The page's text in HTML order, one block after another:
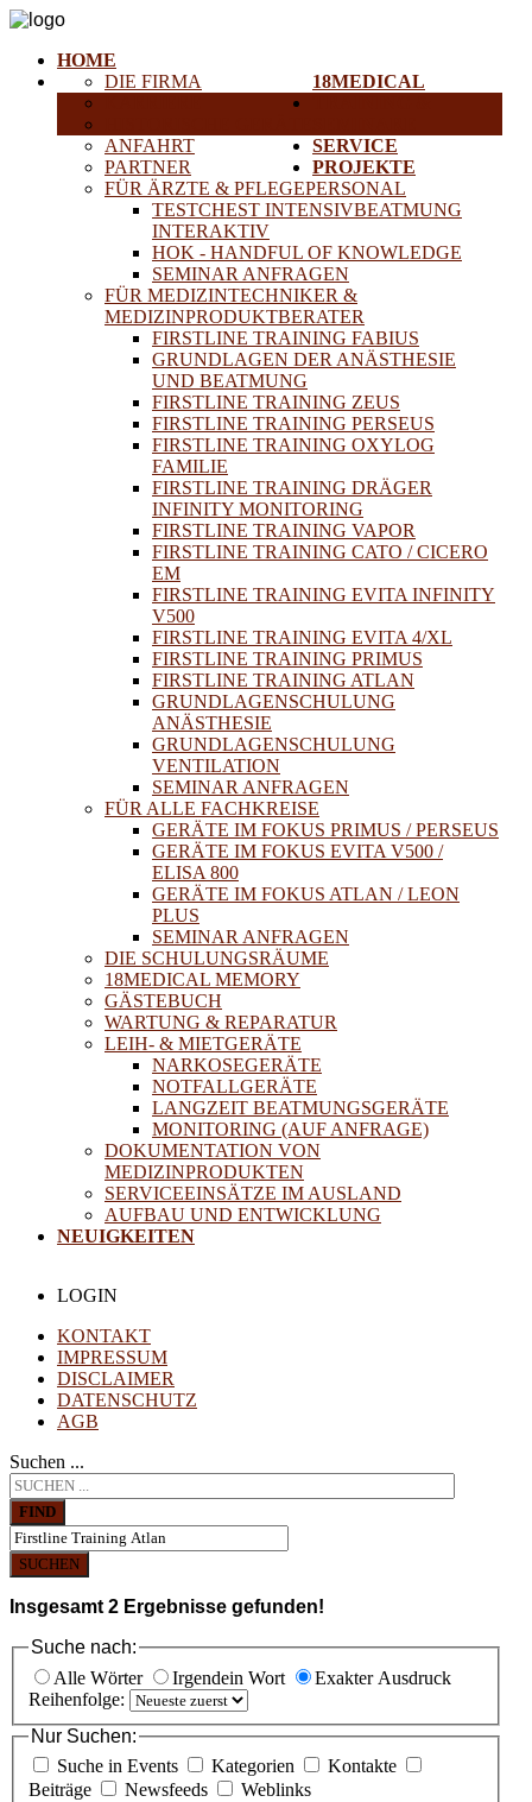
HOME
18MEDICAL
DIE FIRMA
ANFAHRT
PARTNER
FÜR ÄRZTE & PFLEGEPERSONAL
TESTCHEST INTENSIVBEATMUNG
INTERAKTIV
HOK - HANDFUL OF KNOWLEDGE
SEMINAR ANFRAGEN
FÜR MEDIZINTECHNIKER &
MEDIZINPRODUKTBERATER
FIRSTLINE TRAINING FABIUS
GRUNDLAGEN DER ANÄSTHESIE
UND BEATMUNG
FIRSTLINE TRAINING ZEUS
FIRSTLINE TRAINING PERSEUS
FIRSTLINE TRAINING OXYLOG
FAMILIE
FIRSTLINE TRAINING DRÄGER
INFINITY MONITORING
FIRSTLINE TRAINING VAPOR
FIRSTLINE TRAINING CATO / CICERO
EM
FIRSTLINE TRAINING EVITA INFINITY
V500
FIRSTLINE TRAINING EVITA 4/XL
FIRSTLINE TRAINING PRIMUS
FIRSTLINE TRAINING ATLAN
GRUNDLAGENSCHULUNG
ANÄSTHESIE
GRUNDLAGENSCHULUNG
VENTILATION
SEMINAR ANFRAGEN
FÜR ALLE FACHKREISE
GERÄTE IM FOKUS PRIMUS / PERSEUS
GERÄTE IM FOKUS EVITA V500 /
ELISA 800
GERÄTE IM FOKUS ATLAN / LEON
PLUS
SEMINAR ANFRAGEN
DIE SCHULUNGSRÄUME
18MEDICAL MEMORY
GÄSTEBUCH
SERVICE
WARTUNG & REPARATUR
LEIH- & MIETGERÄTE
NARKOSEGERÄTE
NOTFALLGERÄTE
LANGZEIT BEATMUNGSGERÄTE
MONITORING (AUF ANFRAGE)
DOKUMENTATION VON
MEDIZINPRODUKTEN
PROJEKTE
SERVICEEINSÄTZE IM AUSLAND
AUFBAU UND ENTWICKLUNG
NEUIGKEITEN
LOGIN
KONTAKT
IMPRESSUM
DISCLAIMER
DATENSCHUTZ
AGB
Suchen ...
FIND
SUCHEN
Insgesamt 2 Ergebnisse gefunden!
Suche nach:
Alle Wörter
Irgendein Wort
Exakter Ausdruck
Reihenfolge:
Nur Suchen:
Suche in Events
Kategorien
Kontakte
Beiträge
Newsfeeds
Weblinks